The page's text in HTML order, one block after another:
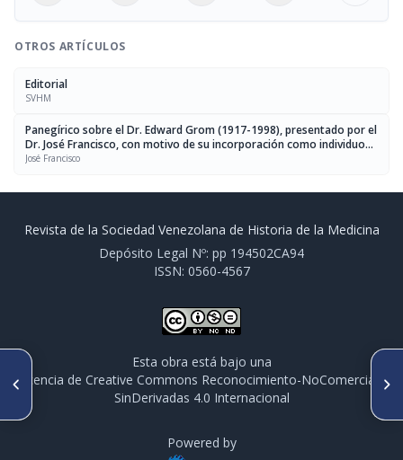
OTROS ARTÍCULOS
Editorial
SVHM
Panegírico sobre el Dr. Edward Grom (1917-1998), presentado por el
Dr. José Francisco, con motivo de su incorporación como individuo
de número, sillón XXXI, a la sociedad venezolana de historia de la
José Francisco
ARTÍCULO ANTERIOR
Reseña del IX congreso
venezolano de historia de la
SIGUIENTE ARTÍCULO
Palabras en el acto de
instalación del IX congreso de
Revista de la Sociedad Venezolana de Historia de la Medicina
Depósito Legal Nº: pp 194502CA94
ISSN: 0560-4567
Esta obra está bajo una
licencia de Creative Commons Reconocimiento-NoComercial-
SinDerivadas 4.0 Internacional
Powered by